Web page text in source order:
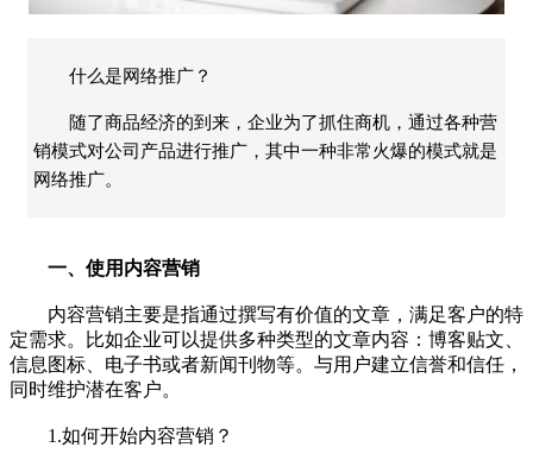
什么是网络推广？
随了商品经济的到来，企业为了抓住商机，通过各种营
销模式对公司产品进行推广，其中一种非常火爆的模式就是
网络推广。
一、使用内容营销
内容营销主要是指通过撰写有价值的文章，满足客户的特
定需求。比如企业可以提供多种类型的文章内容：博客贴文、
信息图标、电子书或者新闻刊物等。与用户建立信誉和信任，
同时维护潜在客户。
1.如何开始内容营销？